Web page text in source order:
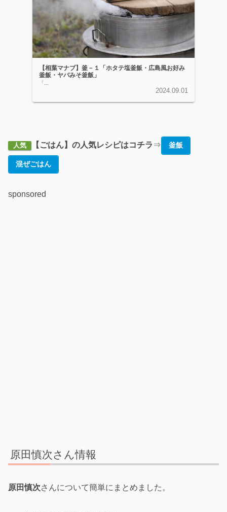
【相葉マナブ】釜－１「ホタテ塩釜飯・広島風お好み
釜飯・ヤバみそ釜飯」
「...
2024.09.01
人気 【ごはん】の人気レシピはコチラ ⇒ 釜飯
混ぜごはん
sponsored
原田慎次さん情報
原田慎次さんについて簡単にまとめました。